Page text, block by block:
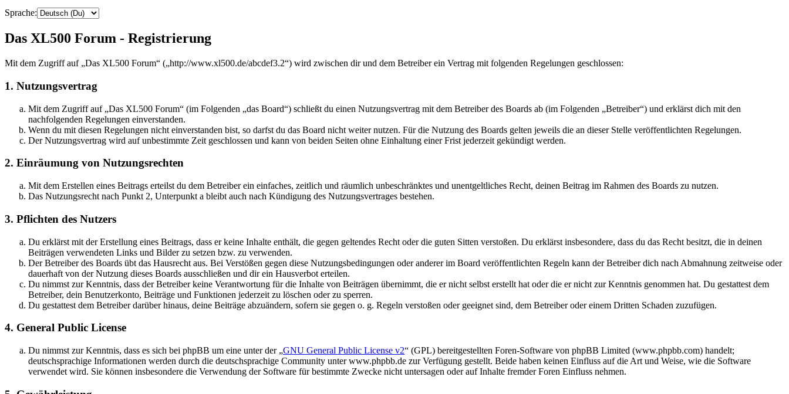
Sprache:
Das XL500 Forum - Registrierung
Mit dem Zugriff auf „Das XL500 Forum“ („http://www.xl500.de/abcdef3.2“) wird zwischen dir und dem Betreiber ein Vertrag mit folgenden Regelungen geschlossen:
1. Nutzungsvertrag
Mit dem Zugriff auf „Das XL500 Forum“ (im Folgenden „das Board“) schließt du einen Nutzungsvertrag mit dem Betreiber des Boards ab (im Folgenden „Betreiber“) und erklärst dich mit den
nachfolgenden Regelungen einverstanden.
Wenn du mit diesen Regelungen nicht einverstanden bist, so darfst du das Board nicht weiter nutzen. Für die Nutzung des Boards gelten jeweils die an dieser Stelle veröffentlichten Regelungen.
Der Nutzungsvertrag wird auf unbestimmte Zeit geschlossen und kann von beiden Seiten ohne Einhaltung einer Frist jederzeit gekündigt werden.
2. Einräumung von Nutzungsrechten
Mit dem Erstellen eines Beitrags erteilst du dem Betreiber ein einfaches, zeitlich und räumlich unbeschränktes und unentgeltliches Recht, deinen Beitrag im Rahmen des Boards zu nutzen.
Das Nutzungsrecht nach Punkt 2, Unterpunkt a bleibt auch nach Kündigung des Nutzungsvertrages bestehen.
3. Pflichten des Nutzers
Du erklärst mit der Erstellung eines Beitrags, dass er keine Inhalte enthält, die gegen geltendes Recht oder die guten Sitten verstoßen. Du erklärst insbesondere, dass du das Recht besitzt, die in deinen
Beiträgen verwendeten Links und Bilder zu setzen bzw. zu verwenden.
Der Betreiber des Boards übt das Hausrecht aus. Bei Verstößen gegen diese Nutzungsbedingungen oder anderer im Board veröffentlichten Regeln kann der Betreiber dich nach Abmahnung zeitweise oder
dauerhaft von der Nutzung dieses Boards ausschließen und dir ein Hausverbot erteilen.
Du nimmst zur Kenntnis, dass der Betreiber keine Verantwortung für die Inhalte von Beiträgen übernimmt, die er nicht selbst erstellt hat oder die er nicht zur Kenntnis genommen hat. Du gestattest dem
Betreiber, dein Benutzerkonto, Beiträge und Funktionen jederzeit zu löschen oder zu sperren.
Du gestattest dem Betreiber darüber hinaus, deine Beiträge abzuändern, sofern sie gegen o. g. Regeln verstoßen oder geeignet sind, dem Betreiber oder einem Dritten Schaden zuzufügen.
4. General Public License
Du nimmst zur Kenntnis, dass es sich bei phpBB um eine unter der „GNU General Public License v2“ (GPL) bereitgestellten Foren-Software von phpBB Limited (www.phpbb.com) handelt;
deutschsprachige Informationen werden durch die deutschsprachige Community unter www.phpbb.de zur Verfügung gestellt. Beide haben keinen Einfluss auf die Art und Weise, wie die Software
verwendet wird. Sie können insbesondere die Verwendung der Software für bestimmte Zwecke nicht untersagen oder auf Inhalte fremder Foren Einfluss nehmen.